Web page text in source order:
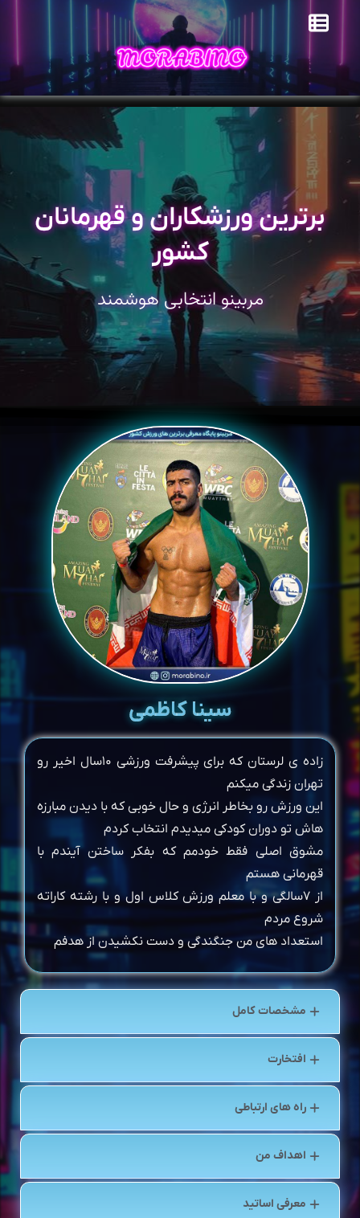
برترین ورزشکاران و قهرمانان
کشور
مربینو انتخابی هوشمند
سینا کاظمی
زاده ی لرستان که برای پیشرفت ورزشی ۱۰سال اخیر رو
تهران زندگی میکنم
این ورزش رو بخاطر انرژی و حال خوبی که با دیدن مبارزه
هاش تو دوران کودکی میدیدم انتخاب کردم
مشوق اصلی فقط خودمم که بفکر ساختن آیندم با
قهرمانی هستم
از ۷سالگی و با معلم ورزش کلاس اول و با رشته کاراته
شروع مردم
استعداد های من جنگندگی و دست نکشیدن از هدفم
مشخصات کامل
افتخارت
راه های ارتباطی
اهداف من
معرفی اساتید